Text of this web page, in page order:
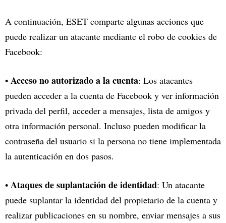
A continuación, ESET comparte algunas acciones que
puede realizar un atacante mediante el robo de cookies de
Facebook:
• Acceso no autorizado a la cuenta: Los atacantes
pueden acceder a la cuenta de Facebook y ver información
privada del perfil, acceder a mensajes, lista de amigos y
otra información personal. Incluso pueden modificar la
contraseña del usuario si la persona no tiene implementada
la autenticación en dos pasos.
• Ataques de suplantación de identidad: Un atacante
puede suplantar la identidad del propietario de la cuenta y
realizar publicaciones en su nombre, enviar mensajes a sus